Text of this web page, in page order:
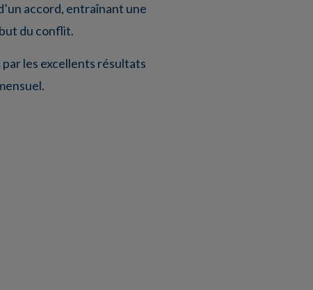
accord, entraînant une
du conflit.
les excellents résultats